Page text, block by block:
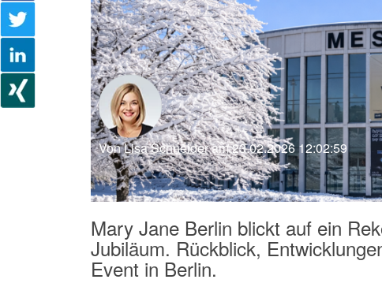
VonLisa Schneideram 23.02.2026 12:02:59
Mary Jane Berlin blickt auf ein
Jubiläum. Rückblick,
Event in Berlin.